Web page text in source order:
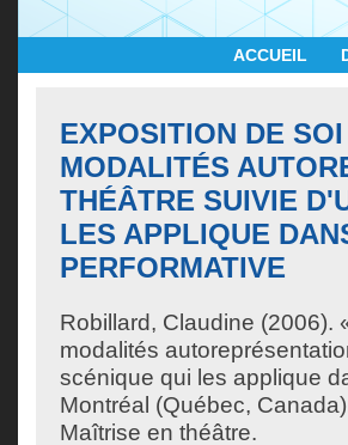
ACCUEIL
EXPOSITION DE
MODALITÉS
THÉÂTRE SUIVIE
LES APPLIQUE
PERFORMATIVE
Robillard, Claudine (2006).
modalités
scénique qui les applique
Montréal (Québec,
Maîtrise en théâtre.